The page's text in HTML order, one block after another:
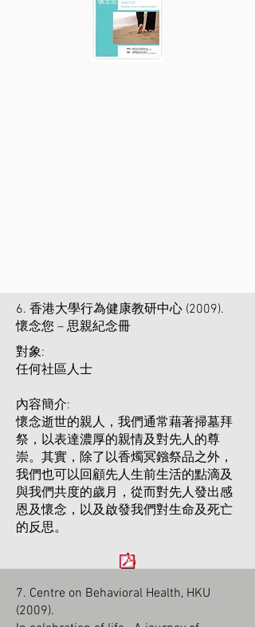
6. 香港大學行為健康教研中心 (2009).
懷念您 – 思親紀念冊
對象:
任何社區人士
內容簡介:
懷念逝世的親人，我們通常藉著掃墓拜
祭，以表達濃厚的親情及對先人的尊
崇。其實，除了以香燭冥鏹祭品之外，
我們也可以回顧先人生前生活的點滴及
與我們共度的歲月，從而對先人發出感
恩及懷念，以及啟發我們對生命及死亡
的反思。
7. Centre on Behavioral Health, HKU
(2009).